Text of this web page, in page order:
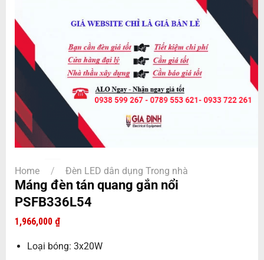
Home / Đèn LED dân dụng Trong nhà
Máng đèn tán quang gắn nổi
PSFB336L54
1,966,000 ₫
Loại bóng: 3x20W